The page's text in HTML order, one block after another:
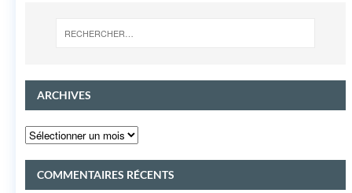
ARCHIVES
COMMENTAIRES RÉCENTS